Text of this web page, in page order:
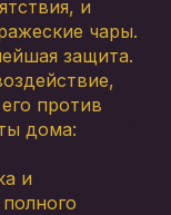
и
чары.
защита.
против
дома:
и